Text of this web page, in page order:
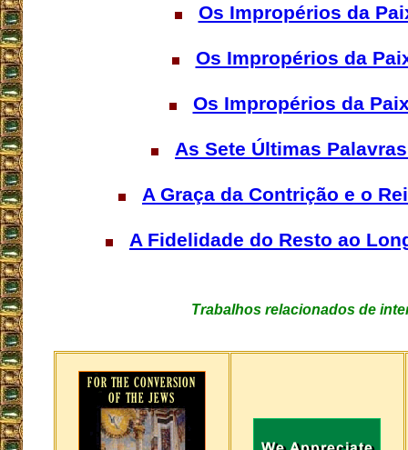
Os Impropérios da
Os Impropérios da
Os Impropérios da
As Sete Últimas
A Graça da Contrição e o
A Fidelidade do Resto ao
Trabalhos relacionados de